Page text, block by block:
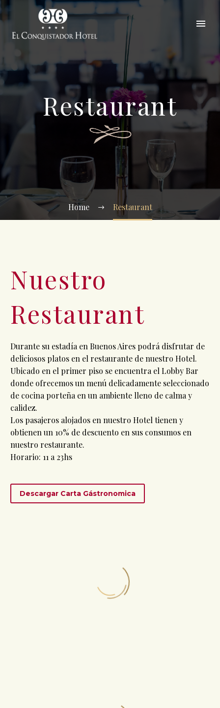
Restaurant
Home Restaurant
Nuestro
Restaurant
Durante su estadía en Buenos Aires podrá disfrutar de
deliciosos platos en el restaurante de nuestro Hotel.
Ubicado en el primer piso se encuentra el Lobby Bar
donde ofrecemos un menú delicadamente seleccionado
de cocina porteña en un ambiente lleno de calma y
calidez.
Los pasajeros alojados en nuestro Hotel tienen y
obtienen un 10% de descuento en sus consumos en
nuestro restaurante.
Horario: 11 a 23hs
Descargar Carta Gástronomica